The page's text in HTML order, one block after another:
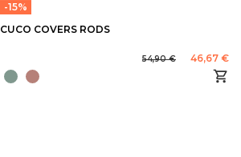
-15%
CUCO COVERS RODS
54,90 € 46,67 €